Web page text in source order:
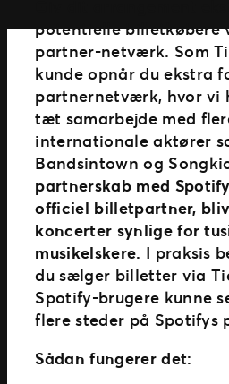
potentielle billetkøbere
partner-netværk. Som
kunde opnår du ekstra
partnernetværk, hvor vi
tæt samarbejde med
internationale aktører
Bandsintown og
partnerskab med
officiel billetpartner,
koncerter synlige for
musikelskere. I praksis
du sælger billetter via
Spotify-brugere kunne
flere steder på Spotifys
Sådan fungerer det: